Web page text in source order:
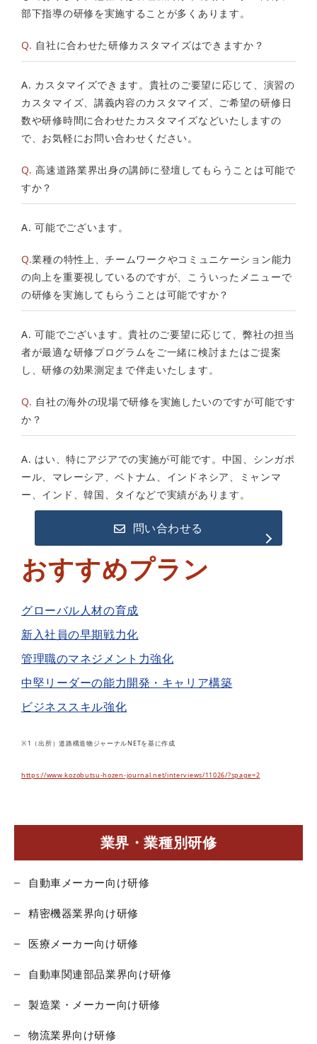
部下指導の研修を実施することが多くあります。
Q. 自社に合わせた研修カスタマイズはできますか？
A. カスタマイズできます。貴社のご要望に応じて、演習の
カスタマイズ、講義内容のカスタマイズ、ご希望の研修日
数や研修時間に合わせたカスタマイズなどいたしますの
で、お気軽にお問い合わせください。
Q.高速道路業界出身の講師に登壇してもらうことは可能で
すか？
A. 可能でございます。
Q.業種の特性上、チームワークやコミュニケーション能力
の向上を重要視しているのですが、こういったメニューで
の研修を実施してもらうことは可能ですか？
A. 可能でございます。貴社のご要望に応じて、弊社の担当
者が最適な研修プログラムをご一緒に検討またはご提案
し、研修の効果測定まで伴走いたします。
Q. 自社の海外の現場で研修を実施したいのですが可能です
か？
A. はい、特にアジアでの実施が可能です。中国、シンガポ
ール、マレーシア、ベトナム、インドネシア、ミャンマ
ー、インド、韓国、タイなどで実績があります。
問い合わせる
おすすめプラン
グローバル人材の育成
新入社員の早期戦力化
管理職のマネジメント力強化
中堅リーダーの能力開発・キャリア構築
ビジネススキル強化
※1（出所）道路構造物ジャーナルNETを基に作成
https://www.kozobutsu-hozen-journal.net/interviews/11026/?spage=2
業界・業種別研修
自動車メーカー向け研修
精密機器業界向け研修
医療メーカー向け研修
自動車関連部品業界向け研修
製造業・メーカー向け研修
物流業界向け研修